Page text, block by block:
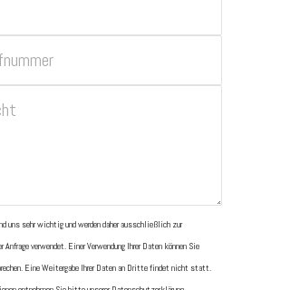
uns sehr wichtig und werden daher ausschließlich zur
Anfrage verwendet. Einer Verwendung Ihrer Daten können Sie
Eine Weitergabe Ihrer Daten an Dritte findet nicht statt.